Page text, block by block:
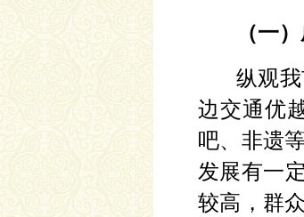
（一
纵观
边交通优
吧、非遗等
发展有一
较高，群